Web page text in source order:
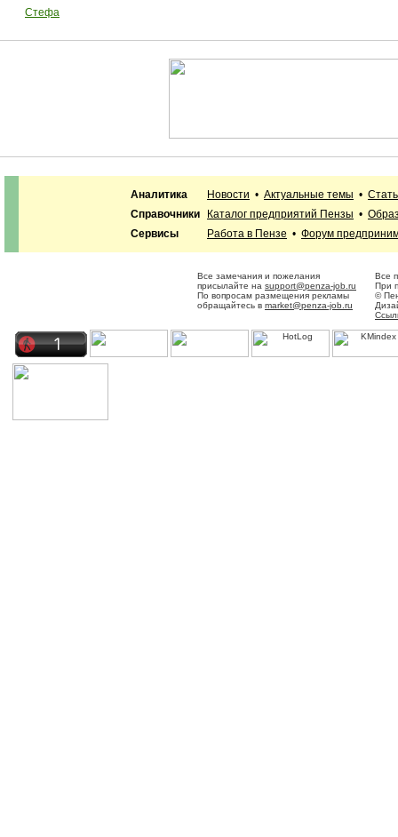
Стефа
Аналитика Новости • Актуальные темы •
Справочники
Каталог предприятий Пензы •
Сервисы
Работа в Пензе • Форум
Все замечания и пожелания
присылайте на support@penza-job.ru
По вопросам размещения рекламы
обращайтесь в market@penza-job.ru
Все
При
©